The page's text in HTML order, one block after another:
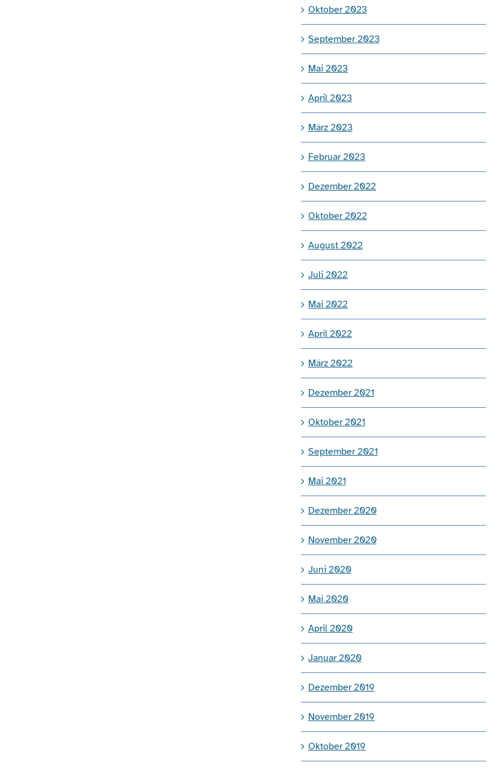
Oktober 2023
September 2023
Mai 2023
April 2023
März 2023
Februar 2023
Dezember 2022
Oktober 2022
August 2022
Juli 2022
Mai 2022
April 2022
März 2022
Dezember 2021
Oktober 2021
September 2021
Mai 2021
Dezember 2020
November 2020
Juni 2020
Mai 2020
April 2020
Januar 2020
Dezember 2019
November 2019
Oktober 2019